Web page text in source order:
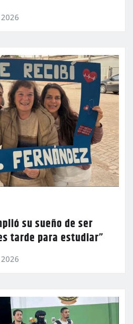
su sueño de ser
tarde para estudiar”